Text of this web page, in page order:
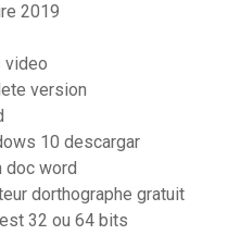
2019
video
version
10 descargar
doc word
dorthographe gratuit
32 ou 64 bits